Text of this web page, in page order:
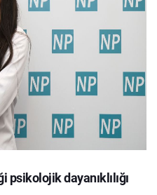
dayanıklılığı